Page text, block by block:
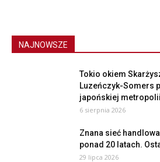
NAJNOWSZE
Tokio okiem
Luzeńczyk-Somers
japońskiej
6 sierpnia 2026
Znana sieć
ponad 20 latach.
29 lipca 2026